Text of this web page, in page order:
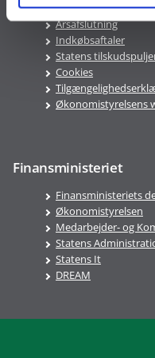
Ledige stillinger
Årsafslutning
Indkøbsaftaler
Statens
Cookies
Økonomistyrelsens
Finansministeriet
Finansministeriets
Økonomistyrelsen
Medarbejder- og
Statens
Statens It
DREAM